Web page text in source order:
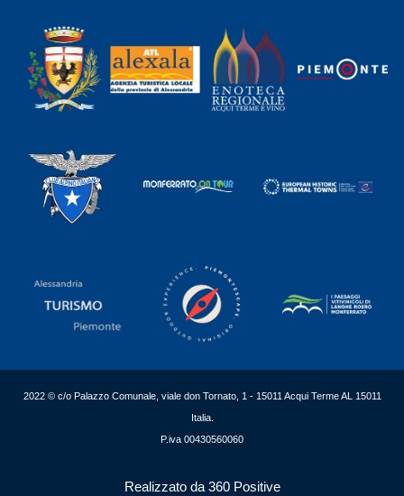
2022 © c/o Palazzo Comunale, viale don Tornato, 1 - 15011 Acqui Terme AL 15011
Italia.
P.iva 00430560060
Realizzato da 360 Positive